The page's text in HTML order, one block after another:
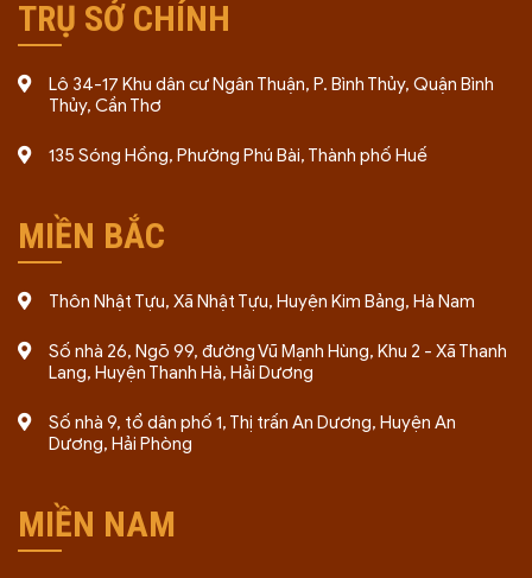
TRỤ SỞ CHÍNH
Lô 34-17 Khu dân cư Ngân Thuận, P. Bình Thủy, Quận Bình
Thủy, Cần Thơ
135 Sóng Hồng, Phường Phú Bài, Thành phố Huế
MIỀN BẮC
Thôn Nhật Tựu, Xã Nhật Tựu, Huyện Kim Bảng, Hà Nam
Số nhà 26, Ngõ 99, đường Vũ Mạnh Hùng, Khu 2 - Xã Thanh
Lang, Huyện Thanh Hà, Hải Dương
Số nhà 9, tổ dân phố 1, Thị trấn An Dương, Huyện An
Dương, Hải Phòng
MIỀN NAM